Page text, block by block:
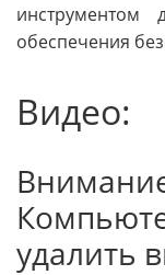
инструментом
обеспечения
Видео:
удалить